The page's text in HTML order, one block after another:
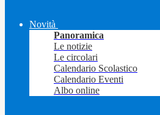
Novità
Panoramica
Le notizie
Le circolari
Calendario Scolastico
Calendario Eventi
Albo online